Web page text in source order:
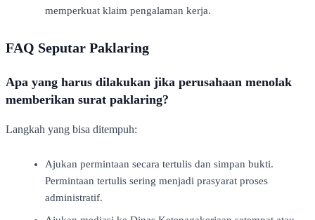
memperkuat klaim pengalaman kerja.
FAQ Seputar Paklaring
Apa yang harus dilakukan jika perusahaan menolak
memberikan surat paklaring?
Langkah yang bisa ditempuh:
Ajukan permintaan secara tertulis dan simpan bukti.
Permintaan tertulis sering menjadi prasyarat proses
administratif.